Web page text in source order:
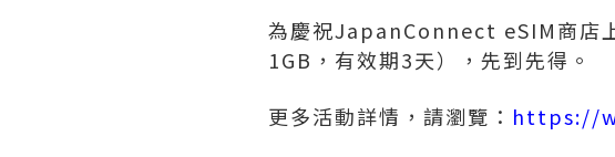
為慶祝JapanConnect eSIM商店
1GB，有效期3天），先到先得。
更多活動詳情，請瀏覽： https://